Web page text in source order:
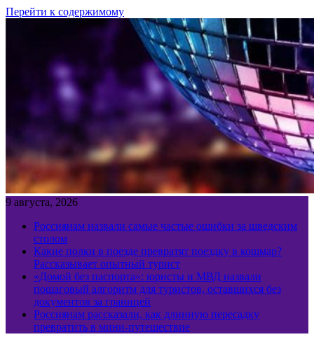
Перейти к содержимому
9 августа, 2026
Россиянам назвали самые частые ошибки за шведским
столом
Какие полки в поезде превратят поездку в кошмар?
Рассказывает опытный турист
«Домой без паспорта»: юристы и МВД назвали
пошаговый алгоритм для туристов, оставшихся без
документов за границей
Россиянам рассказали, как длинную пересадку
превратить в мини-путешествие